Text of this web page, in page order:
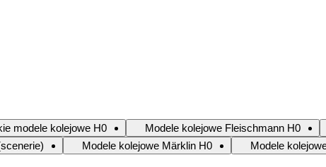
modele kolejowe H0 Modele kolejowe Fleischmann H0
Modele kolejowe Märklin H0 Modele